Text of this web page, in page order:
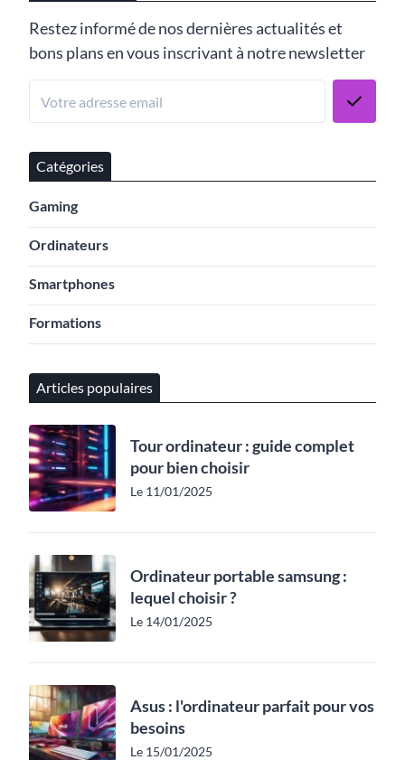
Restez informé de nos dernières actualités et
bons plans en vous inscrivant à notre newsletter
Catégories
Gaming
Ordinateurs
Smartphones
Formations
Articles populaires
Tour ordinateur : guide complet
pour bien choisir
Le 11/01/2025
Ordinateur portable samsung :
lequel choisir ?
Le 14/01/2025
Asus : l'ordinateur parfait pour vos
besoins
Le 15/01/2025